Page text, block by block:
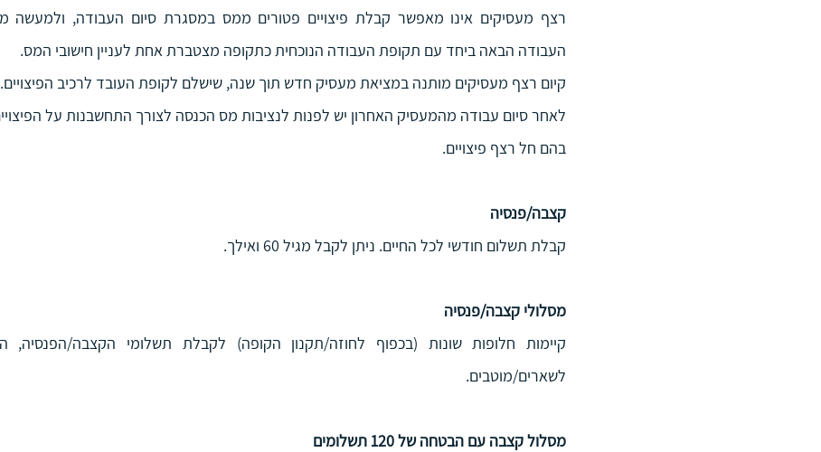
העבודה הבאה ביחד עם תקופת העבודה הנוכחית כתקופה מצטברת אחת לעניין חישובי המס.
קיום רצף מעסיקים מותנה במציאת מעסיק חדש תוך שנה, שישלם לקופת העובד לרכיב הפיצויים.
בהם חל רצף פיצויים.
קצבה/פנסיה
קבלת תשלום חודשי לכל החיים. ניתן לקבל מגיל 60 ואילך.
מסלולי קצבה/פנסיה
לשארים/מוטבים.
מסלול קצבה עם הבטחה של 120 תשלומים